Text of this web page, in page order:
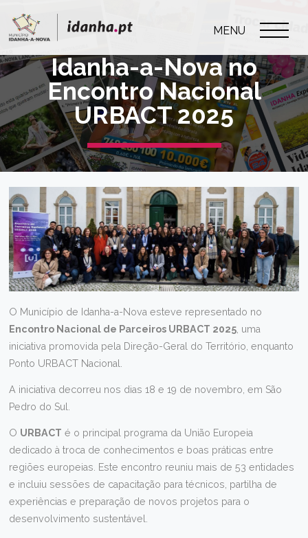
MENU
Idanha-a-Nova no
Encontro Nacional
URBACT 2025
O Município de Idanha-a-Nova esteve representado no
Encontro Nacional de Parceiros URBACT 2025 , uma
iniciativa promovida pela Direção-Geral do Território, enquanto
Ponto URBACT Nacional.
A iniciativa decorreu nos dias 18 e 19 de novembro, em São
Pedro do Sul.
O URBACT é o principal programa da União Europeia
dedicado à troca de conhecimentos e boas práticas entre
regiões europeias. Este encontro reuniu mais de 53 entidades
e incluiu sessões de capacitação para técnicos, partilha de
experiências e preparação de novos projetos para o
desenvolvimento sustentável.